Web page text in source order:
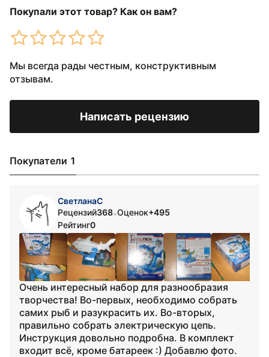
Покупали этот товар? Как он вам?
Мы всегда рады честным, конструктивным
отзывам.
Написать рецензию
Покупатели 1
СветланаС
Рецензий368•Оценок+495
Рейтинг0
Очень интересный набор для разнообразия
творчества! Во-первых, необходимо собрать
самих рыб и разукрасить их. Во-вторых,
правильно собрать электрическую цепь.
Инструкция довольно подробна. В комплект
входит всё, кроме батареек :) Добавлю фото.